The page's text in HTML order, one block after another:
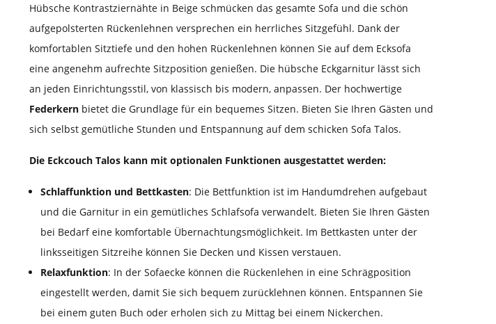
Hübsche Kontrastziernähte in Beige schmücken das gesamte Sofa und die schön
aufgepolsterten Rückenlehnen versprechen ein herrliches Sitzgefühl. Dank der
komfortablen Sitztiefe und den hohen Rückenlehnen können Sie auf dem Ecksofa
eine angenehm aufrechte Sitzposition genießen. Die hübsche Eckgarnitur lässt sich
an jeden Einrichtungsstil, von klassisch bis modern, anpassen. Der hochwertige
Federkern bietet die Grundlage für ein bequemes Sitzen. Bieten Sie Ihren Gästen und
sich selbst gemütliche Stunden und Entspannung auf dem schicken Sofa Talos.
Die Eckcouch Talos kann mit optionalen Funktionen ausgestattet werden:
Schlaffunktion und Bettkasten: Die Bettfunktion ist im Handumdrehen aufgebaut
und die Garnitur in ein gemütliches Schlafsofa verwandelt. Bieten Sie Ihren Gästen
bei Bedarf eine komfortable Übernachtungsmöglichkeit. Im Bettkasten unter der
linksseitigen Sitzreihe können Sie Decken und Kissen verstauen.
Relaxfunktion: In der Sofaecke können die Rückenlehen in eine Schrägposition
eingestellt werden, damit Sie sich bequem zurücklehnen können. Entspannen Sie
bei einem guten Buch oder erholen sich zu Mittag bei einem Nickerchen.